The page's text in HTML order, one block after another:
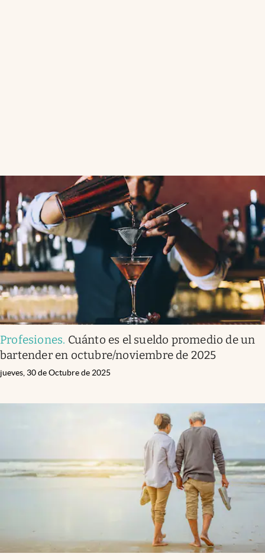
Profesiones. Cuánto es el sueldo promedio de un
bartender en octubre/noviembre de 2025
jueves, 30 de Octubre de 2025